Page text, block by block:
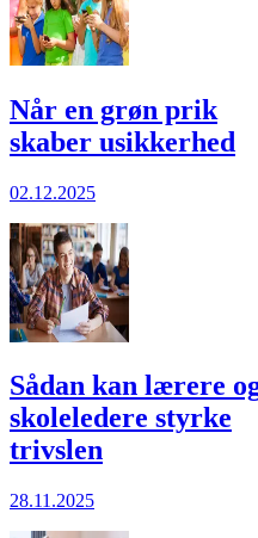
Når en grøn prik
skaber usikkerhed
02.12.2025
Sådan kan lærere
skole­ledere styrke
trivslen
28.11.2025